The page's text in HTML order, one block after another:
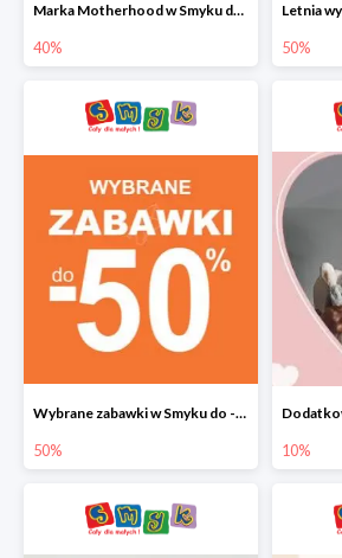
Marka Motherhood w Smyku do -40%
40% 50%
Wybrane zabawki w Smyku do -50%
50% 10%